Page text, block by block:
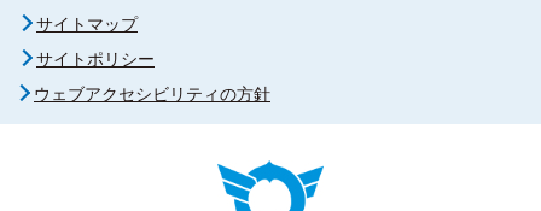
サイトマップ
サイトポリシー
ウェブアクセシビリティの方針